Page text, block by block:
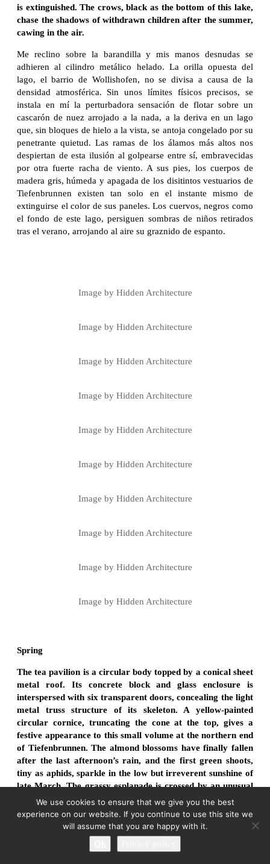
is extinguished. The crows, black as the bottom of this lake,
chase the shadows of withdrawn children after the summer,
cawing in the air.
Me reclino sobre la barandilla y mis manos desnudas se
adhieren al cilindro metálico helado. La orilla opuesta del
lago, el barrio de Wollishofen, no se divisa a causa de la
densidad atmosférica. Sin unos límites físicos precisos, se
instala en mí la perturbadora sensación de flotar sobre un
cascarón de nuez arrojado a la nada, a la deriva en un lago
que, sin bloques de hielo a la vista, se antoja congelado por su
penetrante quietud. Las ramas de los álamos más altos nos
despiertan de esta ilusión al golpearse entre sí, embravecidas
por otra fuerte racha de viento. A sus pies, los cuerpos de
madera gris, húmeda y apagada de los disitintos vestuarios de
Tiefenbrunnen existen tan solo en el instante mismo de
extinguirse el color de sus paneles. Los cuervos, negros como
el fondo de este lago, persiguen sombras de niños retirados
tras el verano, arrojando al aire su graznido de espanto.
Image by Hidden Architecture
Image by Hidden Architecture
Image by Hidden Architecture
Image by Hidden Architecture
Image by Hidden Architecture
Image by Hidden Architecture
Image by Hidden Architecture
Image by Hidden Architecture
Image by Hidden Architecture
Image by Hidden Architecture
Spring
The tea pavilion is a circular body topped by a conical sheet
metal roof. Its concrete block and glass enclosure is
interspersed with six transparent doors, concealing the light
metal truss structure of its skeleton. A yellow-painted
circular cornice, truncating the cone at the top, gives a
festive appearance to this small volume at the northern end
of Tiefenbrunnen. The almond blossoms have finally fallen
after the last afternoon’s rain, and the first green shoots,
tiny as aphids, sparkle in the low but irreverent sunshine of
late March. The grassy esplanade is crossed by an unusual
bustle of joggers, dogs unleashed after ducks and seagulls,
strollers and even a group of youngsters playing ball at the
southern end. As if it were a living organism, the warning of
spring reactivates the hibernating lakeside space from its
seasonal lethargy. The terrace of the tea pavilion is not yet
We use cookies to ensure that we give you the best
experience on our website. If you continue to use this site we
will assume that you are happy with it.